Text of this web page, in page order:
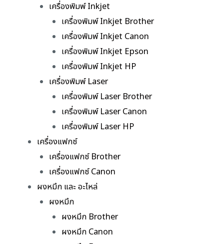
เครื่องพิมพ์ Inkjet
เครื่องพิมพ์ Inkjet Brother
เครื่องพิมพ์ Inkjet Canon
เครื่องพิมพ์ Inkjet Epson
เครื่องพิมพ์ Inkjet HP
เครื่องพิมพ์ Laser
เครื่องพิมพ์ Laser Brother
เครื่องพิมพ์ Laser Canon
เครื่องพิมพ์ Laser HP
เครื่องแฟกซ์
เครื่องแฟกซ์ Brother
เครื่องแฟกซ์ Canon
ผงหมึก และ อะไหล่
ผงหมึก
ผงหมึก Brother
ผงหมึก Canon